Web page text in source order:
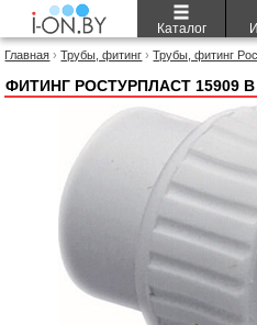
Каталог
Главная ›Трубы, фитинг ›Трубы, фитинг
ФИТИНГ РОСТУРПЛАСТ 15909